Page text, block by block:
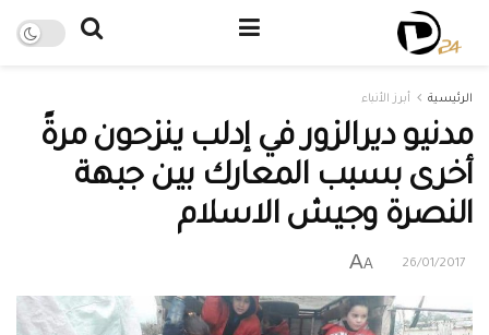
الرئيسية أبرز الأنباء
مدنيو ديرالزور في إدلب ينزحون مرةً
أخرى بسبب المعارك بين جبهة
النصرة وجيش الاسلام
26/01/2017
A
A